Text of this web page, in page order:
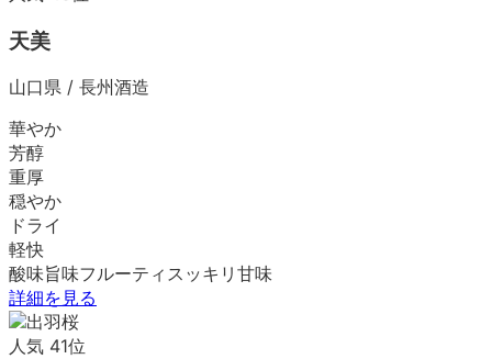
天美
山口県 / 長州酒造
華やか
芳醇
重厚
穏やか
ドライ
軽快
酸味旨味フルーティ スッキリ 甘味
詳細を見る
人気 41位